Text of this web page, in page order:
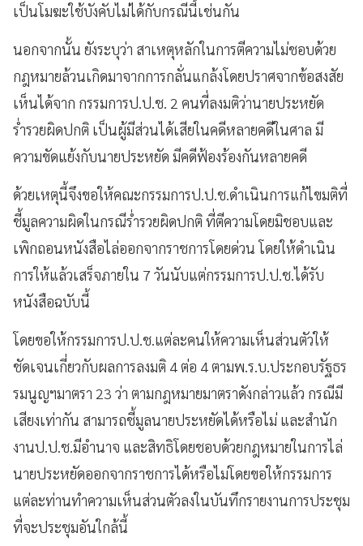
เป็นโมฆะใช้บังคับไม่ได้กับกรณีนี้เช่นกัน
นอกจากนั้น ยังระบุว่า สาเหตุหลักในการตีความไม่ชอบด้วย
กฎหมายล้วนเกิดมาจากการกลั่นแกล้งโดยปราศจากข้อสงสัย
เห็นได้จาก กรรมการป.ป.ช. 2 คนที่ลงมติว่านายประหยัด
ร่ำรวยผิดปกติ เป็นผู้มีส่วนได้เสียในคดีหลายคดีในศาล มี
ความขัดแย้งกับนายประหยัด มีคดีฟ้องร้องกันหลายคดี
ด้วยเหตุนี้จึงขอให้คณะกรรมการป.ป.ช.ดำเนินการแก้ไขมติที่
ชี้มูลความผิดในกรณีร่ำรวยผิดปกติ ที่ตีความโดยมิชอบและ
เพิกถอนหนังสือไล่ออกจากราชการโดยด่วน โดยให้ดำเนิน
การให้แล้วเสร็จภายใน 7 วันนับแต่กรรมการป.ป.ช.ได้รับ
หนังสือฉบับนี้
โดยขอให้กรรมการป.ป.ช.แต่ละคนให้ความเห็นส่วนตัวให้
ชัดเจนเกี่ยวกับผลการลงมติ 4 ต่อ 4 ตามพ.ร.บ.ประกอบรัฐธร
รมนูญฯมาตรา 23 ว่า ตามกฎหมายมาตราดังกล่าวแล้ว กรณีมี
เสียงเท่ากัน สามารถชี้มูลนายประหยัดได้หรือไม่ และสำนัก
งานป.ป.ช.มีอำนาจ และสิทธิโดยชอบด้วยกฎหมายในการไล่
นายประหยัดออกจากราชการได้หรือไม่โดยขอให้กรรมการ
แต่ละท่านทำความเห็นส่วนตัวลงในบันทึกรายงานการประชุม
ที่จะประชุมอันใกล้นี้